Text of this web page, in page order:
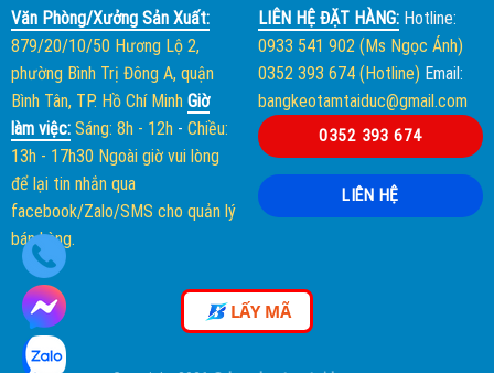
Văn Phòng/Xưởng Sản Xuất:
879/20/10/50 Hương Lộ 2,
phường Bình Trị Đông A, quận
Bình Tân, TP. Hồ Chí Minh Giờ
làm việc: Sáng: 8h - 12h- Chiều:
13h - 17h30 Ngoài giờ vui lòng
để lại tin nhắn qua
facebook/Zalo/SMS cho quản lý
bán hàng.
LIÊN HỆ ĐẶT HÀNG:Hotline:
0933 541 902 (Ms Ngọc Ánh)
0352 393 674 (Hotline) Email:
bangkeotamtaiduc@gmail.com
0352 393 674
LIÊN HỆ
LẤY MÃ